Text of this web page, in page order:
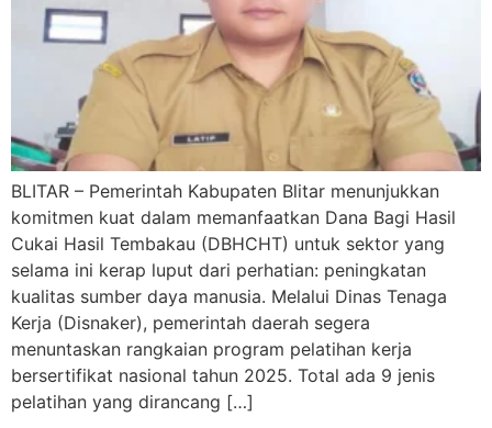
BLITAR – Pemerintah Kabupaten Blitar menunjukkan
komitmen kuat dalam memanfaatkan Dana Bagi Hasil
Cukai Hasil Tembakau (DBHCHT) untuk sektor yang
selama ini kerap luput dari perhatian: peningkatan
kualitas sumber daya manusia. Melalui Dinas Tenaga
Kerja (Disnaker), pemerintah daerah segera
menuntaskan rangkaian program pelatihan kerja
bersertifikat nasional tahun 2025. Total ada 9 jenis
pelatihan yang dirancang […]